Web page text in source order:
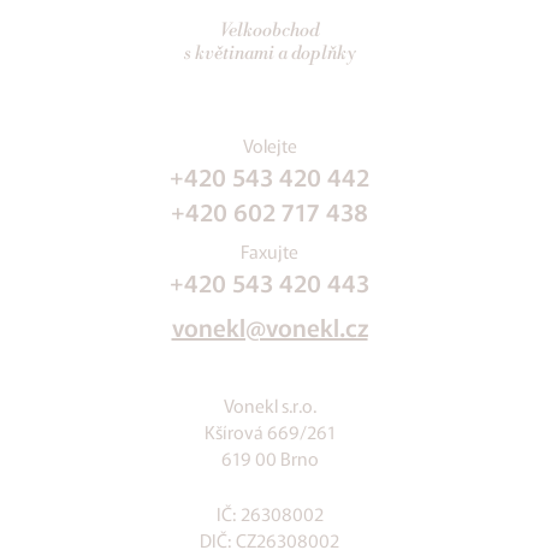
Velkoobchod
s květinami a doplňky
Volejte
+420 543 420 442
+420 602 717 438
Faxujte
+420 543 420 443
vonekl@vonekl.cz
Vonekl s.r.o.
Kšírová 669/261
619 00 Brno
IČ: 26308002
DIČ: CZ26308002